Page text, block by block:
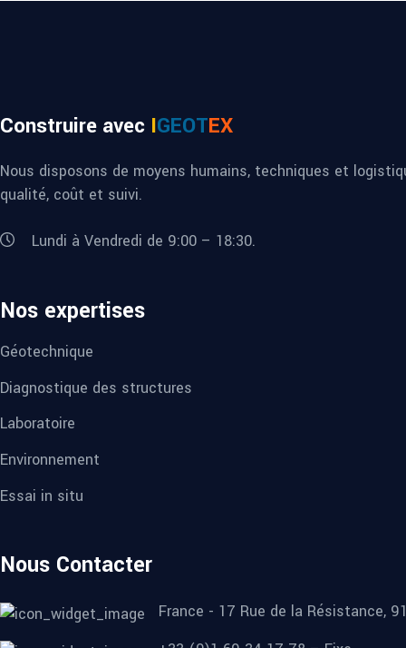
Construire avec IGEOTEX
Nous disposons de moyens humains, techniques et
qualité, coût et suivi.
Lundi à Vendredi de 9:00 – 18:30.
Nos expertises
Géotechnique
Diagnostique des structures
Laboratoire
Environnement
Essai in situ
Nous Contacter
France - 17 Rue de la Résistance,